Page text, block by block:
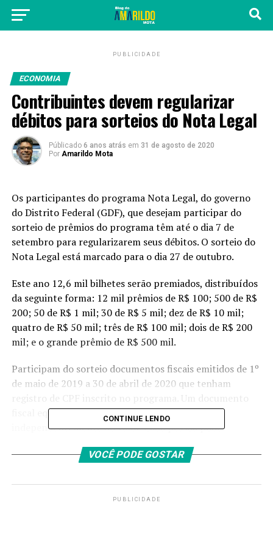
PUBLICIDADE
ECONOMIA
Contribuintes devem regularizar
débitos para sorteios do Nota Legal
Públicado 6 anos atrás em 31 de agosto de 2020
Por Amarildo Mota
Os participantes do programa Nota Legal, do governo
do Distrito Federal (GDF), que desejam participar do
sorteio de prêmios do programa têm até o dia 7 de
setembro para regularizarem seus débitos. O sorteio do
Nota Legal está marcado para o dia 27 de outubro.
Este ano 12,6 mil bilhetes serão premiados, distribuídos
da seguinte forma: 12 mil prêmios de R$ 100; 500 de R$
200; 50 de R$ 1 mil; 30 de R$ 5 mil; dez de R$ 10 mil;
quatro de R$ 50 mil; três de R$ 100 mil; dois de R$ 200
mil; e o grande prêmio de R$ 500 mil.
Participam do sorteio documentos fiscais emitidos de 1º
de maio de 2019 a 30 de abril de 2020 que tenham
fiscal equivale a um bilhete no concurso,
independentemente do valor. Cada pessoa pode
no Nota Legal, o contribuinte não pode ter dívida com o
GDF nem ser ligado a empresas contratadas para
CONTINUE LENDO
VOCÊ PODE GOSTAR
PUBLICIDADE